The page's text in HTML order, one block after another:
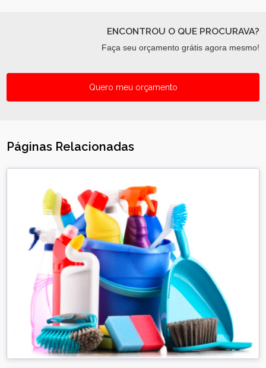
ENCONTROU O QUE PROCURAVA?
Faça seu orçamento grátis agora mesmo!
Quero meu orçamento
Páginas Relacionadas